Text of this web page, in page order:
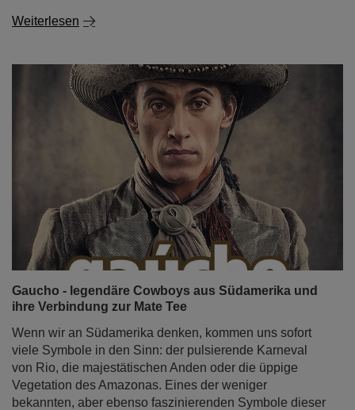
Weiterlesen
Gaucho - legendäre Cowboys aus Südamerika und
ihre Verbindung zur Mate Tee
Wenn wir an Südamerika denken, kommen uns sofort
viele Symbole in den Sinn: der pulsierende Karneval
von Rio, die majestätischen Anden oder die üppige
Vegetation des Amazonas. Eines der weniger
bekannten, aber ebenso faszinierenden Symbole dieser